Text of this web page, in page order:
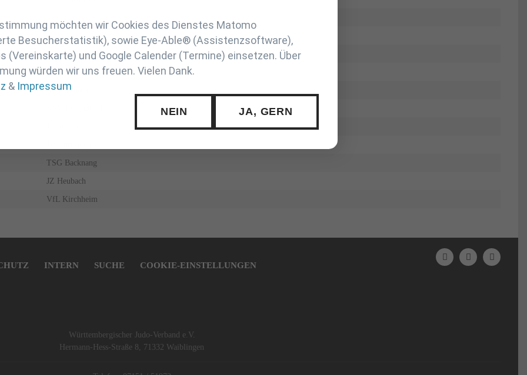
VfL Sindelfingen
SS Kustusch
TSG Backnang
JZ Heubach
VfL Kirchheim
INTERN SUCHE COOKIE-EINSTELLUNGEN
Württembergischer Judo-Verband e.V.
Hermann-Hess-Straße 8, 71332 Waiblingen
möchten wir Cookies des Dienstes Matomo
Besucherstatistik), sowie Eye-Able® (Assistenzsoftware),
(Vereinskarte) und Google Calender (Termine) einsetzen. Über
würden wir uns freuen. Vielen Dank.
& Impressum
NEIN JA, GERN